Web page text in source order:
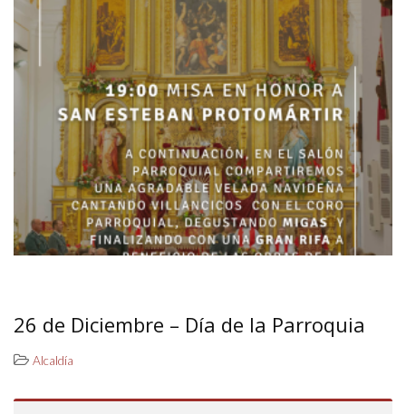
26 de Diciembre – Día de la Parroquia
Alcaldía